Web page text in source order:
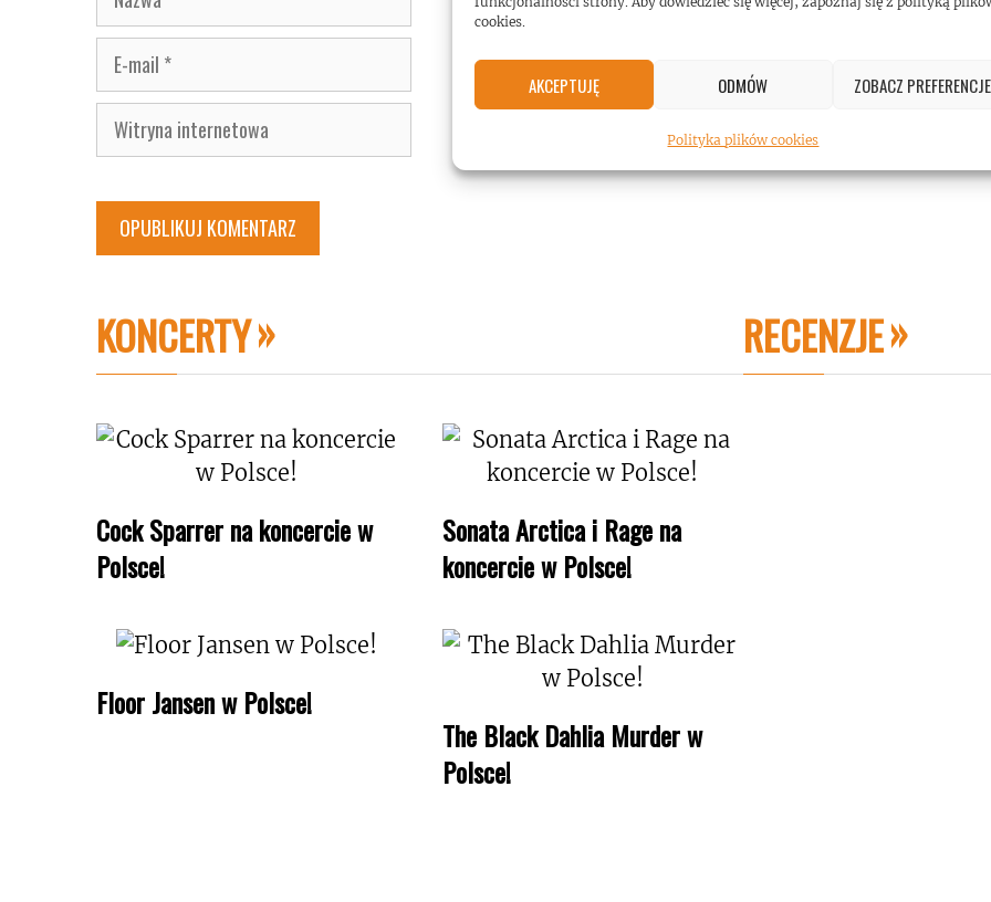
cookies.
AKCEPTUJĘ ODMÓW ZOBACZ PREFERENCJE
Polityka plików cookies
E-
mail
Witryna
internetowa
KONCERTY
Cock Sparrer na koncercie w
Polsce!
Sonata Arctica i Rage na
koncercie w Polsce!
Floor Jansen w Polsce!
The Black Dahlia Murder w
Polsce!
RECENZJE